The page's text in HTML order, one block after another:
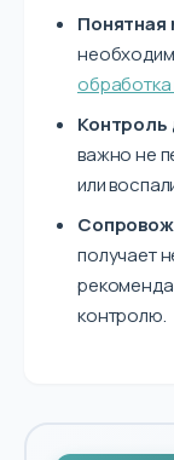
Понятная
обработка
Контроль
важно не
или
получает
контролю.